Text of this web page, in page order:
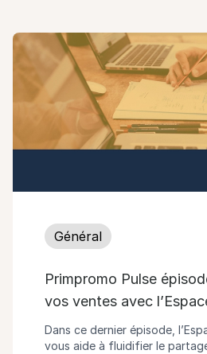
Général
Primpromo Pulse
vos ventes avec
Dans ce dernier épisode,
vous aide à fluidifier le